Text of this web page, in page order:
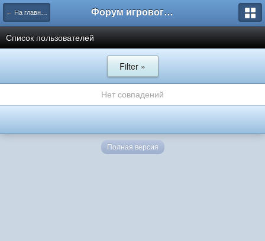
← На главную Форум игрового проекта Riverrise
Список пользователей
Filter »
Нет совпадений
Полная версия